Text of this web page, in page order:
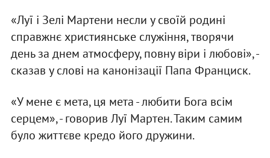
«Луї і Зелі Мартени несли у своїй родині
справжнє християнське служіння, творячи
день за днем атмосферу, повну віри і любові», -
сказав у слові на канонізації Папа Франциск.
«У мене є мета, ця мета - любити Бога всім
серцем», - говорив Луї Мартен. Таким самим
було життєве кредо його дружини.